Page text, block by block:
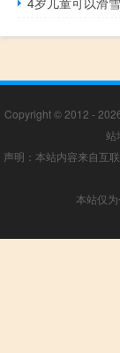
Copyright © 2012 -
站
声明：本站内容来自互
本站仅